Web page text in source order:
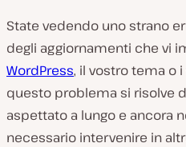
State vedendo uno strano
degli aggiornamenti che vi
WordPress, il vostro tema o
questo problema si risolve
aspettato a lungo e ancora
necessario intervenire in